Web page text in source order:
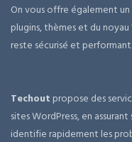
On vous offre également
plugins, thèmes et du
reste sécurisé et performant.
Techout propose des
sites WordPress, en
identifie rapidement les